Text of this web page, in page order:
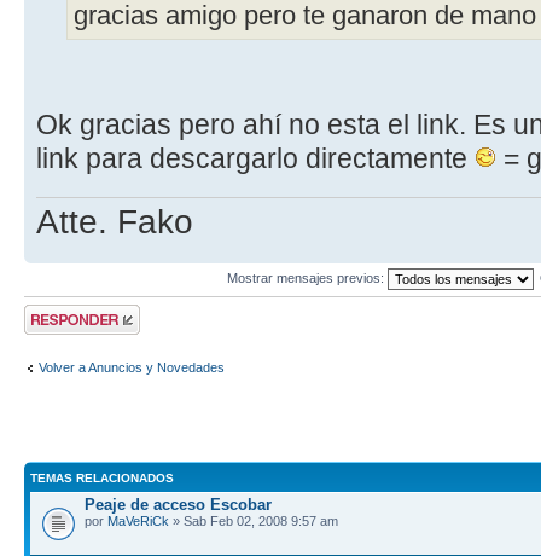
gracias amigo pero te ganaron de
Ok gracias pero ahí no esta el link. Es
link para descargarlo directamente
=
Atte. Fako
Mostrar mensajes previos:
Publicar una
respuesta
Volver a Anuncios y Novedades
TEMAS RELACIONADOS
Peaje de acceso Escobar
por MaVeRiCk » Sab Feb 02, 2008 9:57 am